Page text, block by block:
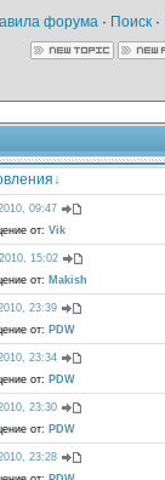
форума · Поиск ·
↓
09:47
от: Vik
15:02
от: Makish
23:39
от: PDW
23:34
от: PDW
23:30
от: PDW
23:28